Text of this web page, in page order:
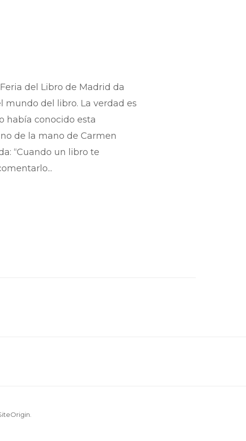
del Libro de Madrid da
mundo del libro. La verdad es
había conocido esta
de la mano de Carmen
“Cuando un libro te
.